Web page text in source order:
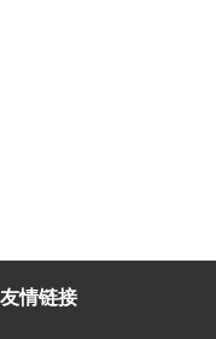
友情链接